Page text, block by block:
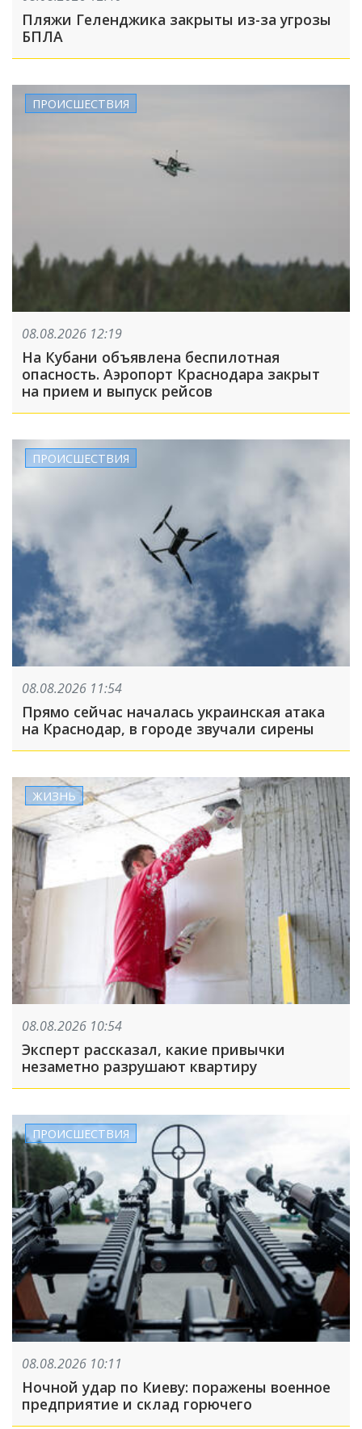
Пляжи Геленджика закрыты из-за угрозы
БПЛА
ПРОИСШЕСТВИЯ
08.08.2026 12:19
На Кубани объявлена беспилотная
опасность. Аэропорт Краснодара закрыт
на прием и выпуск рейсов
ПРОИСШЕСТВИЯ
08.08.2026 11:54
Прямо сейчас началась украинская атака
на Краснодар, в городе звучали сирены
ЖИЗНЬ
08.08.2026 10:54
Эксперт рассказал, какие привычки
незаметно разрушают квартиру
ПРОИСШЕСТВИЯ
08.08.2026 10:11
Ночной удар по Киеву: поражены военное
предприятие и склад горючего